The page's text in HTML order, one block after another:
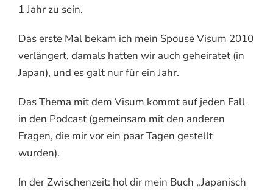
1 Jahr zu sein.
Das erste Mal bekam ich mein Spouse Visum 2010
verlängert, damals hatten wir auch geheiratet (in
Japan), und es galt nur für ein Jahr.
Das Thema mit dem Visum kommt auf jeden Fall
in den Podcast (gemeinsam mit den anderen
Fragen, die mir vor ein paar Tagen gestellt
wurden).
In der Zwischenzeit: hol dir mein Buch „Japanisch